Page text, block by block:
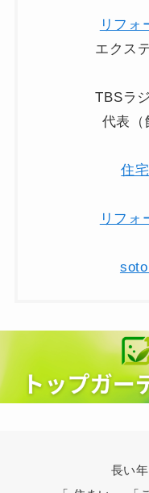
リフォ
エクス
TBSラジ
代表（
住
リフォ
長い